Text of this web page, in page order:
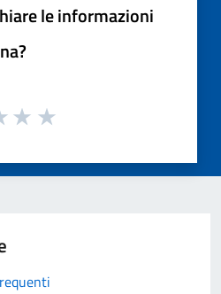
le informazioni